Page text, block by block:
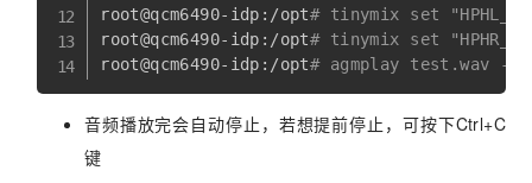
root@qcm6490-idp:/opt# tinymix set
root@qcm6490-idp:/opt# tinymix set
root@qcm6490-idp:/opt# agmplay test.wav -D
音频播放完会自动停止，若想提前停止，可按下Ctrl+C
键